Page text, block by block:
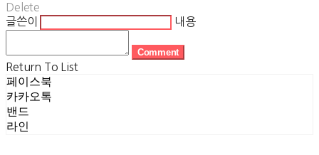
Delete
글쓴이
내용
Comment
Return To List
페이스북
카카오톡
밴드
라인